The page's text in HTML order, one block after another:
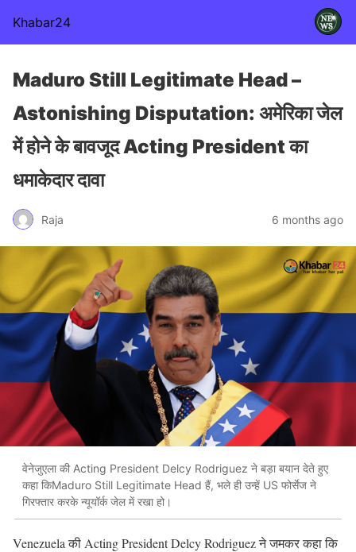
Khabar24
Maduro Still Legitimate Head –
Astonishing Disputation: अमेरिका जेल
में होने के बावजूद Acting President का
धमाकेदार दावा
Raja 6 months ago
वेनेजुएला की Acting President Delcy Rodriguez ने बड़ा बयान देते हुए
कहा किMaduro Still Legitimate Head हैं, भले ही उन्हें US फोर्सेज ने
गिरफ्तार करके न्यूयॉर्क जेल में रखा हो।
Venezuela की Acting President Delcy Rodriguez ने जमकर कहा कि